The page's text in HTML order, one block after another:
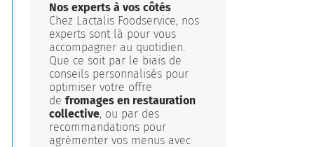
Nos experts à vos côtés
Chez Lactalis Foodservice, nos
experts sont là pour vous
accompagner au quotidien.
Que ce soit par le biais de
conseils personnalisés pour
optimiser votre offre
defromages en restauration
collective, ou par des
recommandations pour
agrémenter vos menus avec